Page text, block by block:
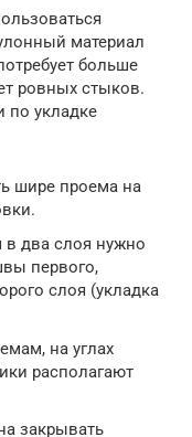
материал
больше
ровных стыков.
по укладке
шире проема на
в два слоя нужно
первого,
слоя (укладка
на углах
располагают
закрывать